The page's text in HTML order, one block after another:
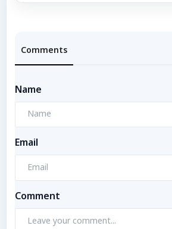
Comments
Name
Email
Comment